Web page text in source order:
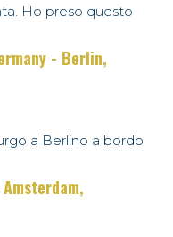
Ho preso questo
- Berlin,
a Berlino a bordo